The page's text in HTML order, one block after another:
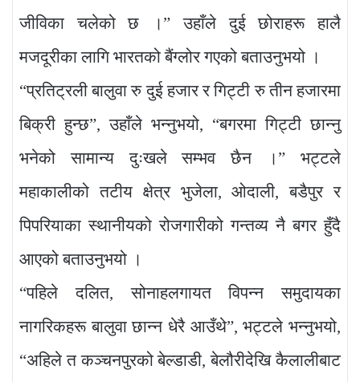
जीविका चलेको छ ।” उहाँले दुई छोराहरू हालै
मजदूरीका लागि भारतको बैंग्लोर गएको बताउनुभयो ।
“प्रतिट्रली बालुवा रु दुई हजार र गिट्टी रु तीन हजारमा
बिक्री हुन्छ”, उहाँले भन्नुभयो, “बगरमा गिट्टी छान्नु
भनेको सामान्य दुःखले सम्भव छैन ।” भट्टले
महाकालीको तटीय क्षेत्र भुजेला, ओदाली, बडैपुर र
पिपरियाका स्थानीयको रोजगारीको गन्तव्य नै बगर हुँदै
आएको बताउनुभयो ।
“पहिले दलित, सोनाहलगायत विपन्न समुदायका
नागरिकहरू बालुवा छान्न धेरै आउँथे”, भट्टले भन्नुभयो,
“अहिले त कञ्चनपुरको बेल्डाडी, बेलौरीदेखि कैलालीबाट